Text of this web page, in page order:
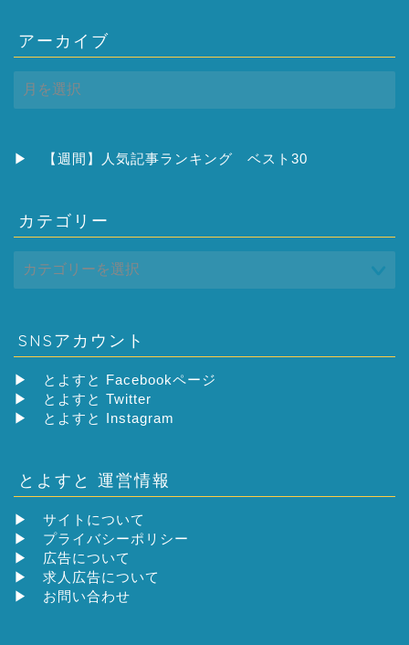
アーカイブ
ア
ー
ブ
▶ 【週間】人気記事ランキング ベスト30
カテゴリー
SNSアカウント
▶
とよすと Facebookページ
▶
とよすと Twitter
▶
とよすと Instagram
とよすと 運営情報
▶ サイトについて
▶ プライバシーポリシー
▶ 広告について
▶ 求人広告について
▶ お問い合わせ